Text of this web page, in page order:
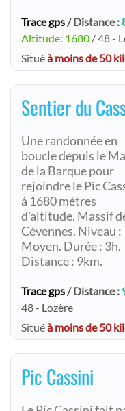
Trace gps/ Distance :
Altitude: 1680 / 48 -
Situéà moins de 50
Sentier du
Une randonnée en
boucle depuis le
de la Barque pour
rejoindre le Pic
à 1680 mètres
d'altitude. Massif
Cévennes. Niveau :
Moyen. Durée : 3h.
Distance : 9km.
Trace gps/ Distance :
48 - Lozère
Situéà moins de 50
Pic Cassini